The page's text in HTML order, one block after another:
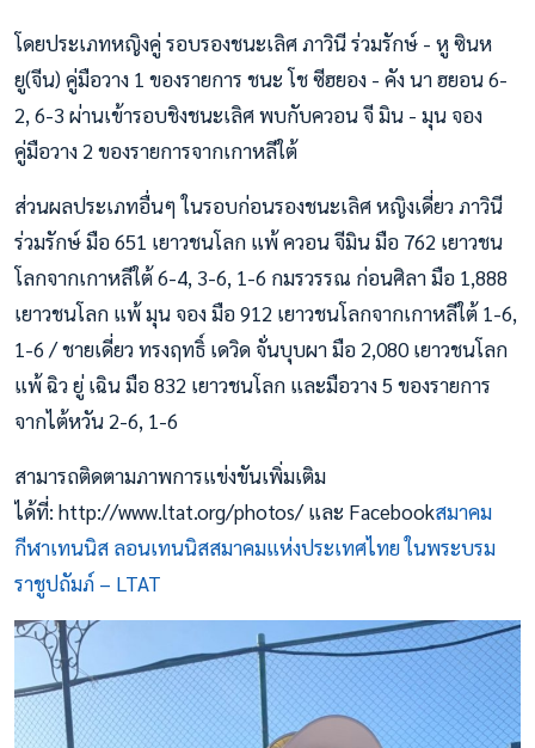
โดยประเภทหญิงคู่ รอบรองชนะเลิศ ภาวินี ร่วมรักษ์ - หู ซินห
ยู(จีน) คู่มือวาง 1 ของรายการ ชนะ โช ซีฮยอง - คัง นา ฮยอน 6-
2, 6-3 ผ่านเข้ารอบชิงชนะเลิศ พบกับควอน จี มิน - มุน จอง
คู่มือวาง 2 ของรายการจากเกาหลีใต้
ส่วนผลประเภทอื่นๆ ในรอบก่อนรองชนะเลิศ หญิงเดี่ยว ภาวินี
ร่วมรักษ์ มือ 651 เยาวชนโลก แพ้ ควอน จีมิน มือ 762 เยาวชน
โลกจากเกาหลีใต้ 6-4, 3-6, 1-6 กมรวรรณ ก่อนศิลา มือ 1,888
เยาวชนโลก แพ้ มุน จอง มือ 912 เยาวชนโลกจากเกาหลีใต้ 1-6,
1-6 / ชายเดี่ยว ทรงฤทธิ์ เดวิด จั่นบุบผา มือ 2,080 เยาวชนโลก
แพ้ ฉิว ยู่ เฉิน มือ 832 เยาวชนโลก และมือวาง 5 ของรายการ
จากไต้หวัน 2-6, 1-6
สามารถติดตามภาพการแข่งขันเพิ่มเติม
ได้ที่: http://www.ltat.org/photos/ และ Facebookสมาคม
กีฬาเทนนิส ลอนเทนนิสสมาคมแห่งประเทศไทย ในพระบรม
ราชูปถัมภ์ – LTAT